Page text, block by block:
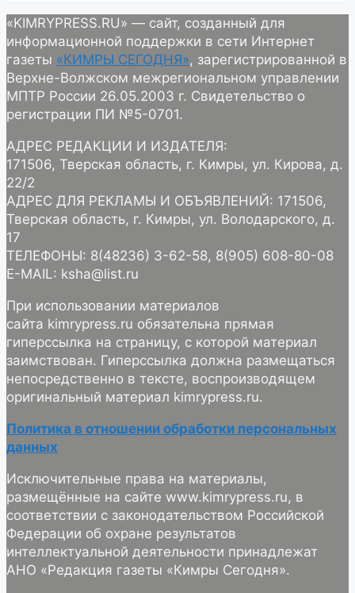
«KIMRYPRESS.RU» — сайт, созданный для
информационной поддержки в сети Интернет
газеты «КИМРЫ СЕГОДНЯ», зарегистрированной в
Верхне-Волжском межрегиональном управлении
МПТР России 26.05.2003 г. Свидетельство о
регистрации ПИ №5-0701.
АДРЕС РЕДАКЦИИ И ИЗДАТЕЛЯ:
171506, Тверская область, г. Кимры, ул. Кирова, д.
22/2
АДРЕС ДЛЯ РЕКЛАМЫ И ОБЪЯВЛЕНИЙ: 171506,
Тверская область, г. Кимры, ул. Володарского, д.
17
ТЕЛЕФОНЫ: 8(48236) 3-62-58, 8(905) 608-80-08
E-MAIL: ksha@list.ru
При использовании материалов
сайта kimrypress.ru обязательна прямая
гиперссылка на страницу, с которой материал
заимствован. Гиперссылка должна размещаться
непосредственно в тексте, воспроизводящем
оригинальный материал kimrypress.ru.
Политика в отношении обработки персональных
данных
Исключительные права на материалы,
размещённые на сайте www.kimrypress.ru, в
соответствии с законодательством Российской
Федерации об охране результатов
интеллектуальной деятельности принадлежат
АНО «Редакция газеты «Кимры Сегодня».